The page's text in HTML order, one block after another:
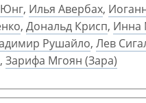
Юнг, Илья Авербах,
, Дональд Крисп, Инна
Рушайло, Лев
, Зарифа Мгоян (Зара)